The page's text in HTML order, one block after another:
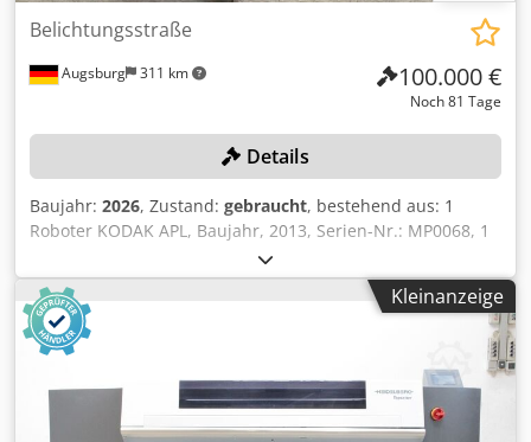
Augsburg 311 km
Belichtungsstraße
100.000 €
Noch 81 Tage
Details
Baujahr: 2026, Zustand: gebraucht, bestehend aus: 1
Roboter KODAK APL, Baujahr, 2013, Serien-Nr.: MP0068, 1
Plattenbelichter KODAK Magnus VLF Quantum 6383 V-
Speed / MTA, Baujahr: 2013, Serien-Nr.: MT0694, 1
Plattenentwicklung KODAK MERCURY 1550, Baujahr: 2006,
Serien-Nr.: ME9770, 1 Einbrennofen TECHNO-GRAFICA
EBO-HS-Ultra 1550 V3.0, Baujahr: 2013, Serien-Nr.: 13014,
Gewicht: 1.400 kg, Spülgummierung High Speed 1550 - SPG
HS 1550 V4,0 Serien-Nr.: 13017, Gewicht: 385 kg,
Bandstrecke, bestehend aus: div. Rollenbahnen
Kleinanzeige